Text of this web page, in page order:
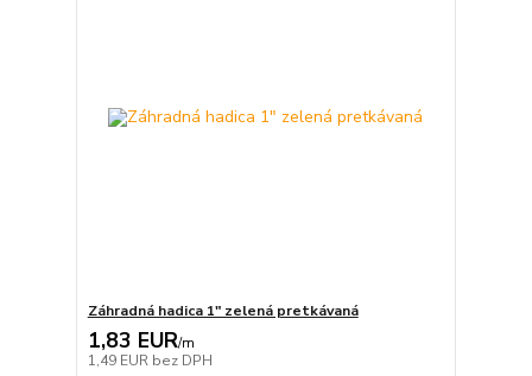
Záhradná hadica 1" zelená pretkávaná
1,83 EUR/m
1,49 EUR bez DPH